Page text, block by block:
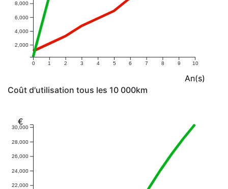
0 1 2 3 4 5 6 7 8 9 10
2,000
4,000
6,000
8,000
An(s)
Coût d'utilisation tous les 10 000km
22,000
24,000
26,000
28,000
30,000
€